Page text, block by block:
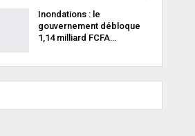
Inondations : le
gouvernement débloque
1,14 milliard FCFA…